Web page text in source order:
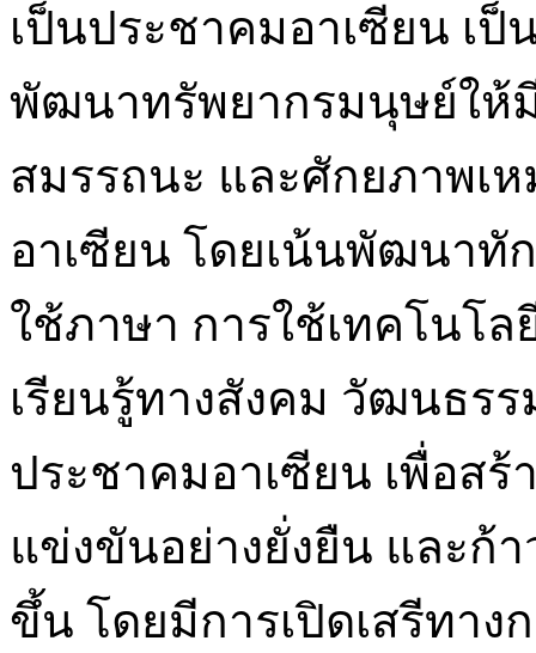
เป็นประชาคมอาเซียน เป็
พัฒนาทรัพยากรมนุษย์ให้
สมรรถนะ และศักยภาพเ
อาเซียน โดยเน้นพัฒนาทั
ใช้ภาษา การใช้เทคโนโ
เรียนรู้ทางสังคม วัฒนธร
ประชาคมอาเซียน เพื่อสร้
แข่งขันอย่างยั่งยืน และก้
ขึ้น โดยมีการเปิดเสรีทาง